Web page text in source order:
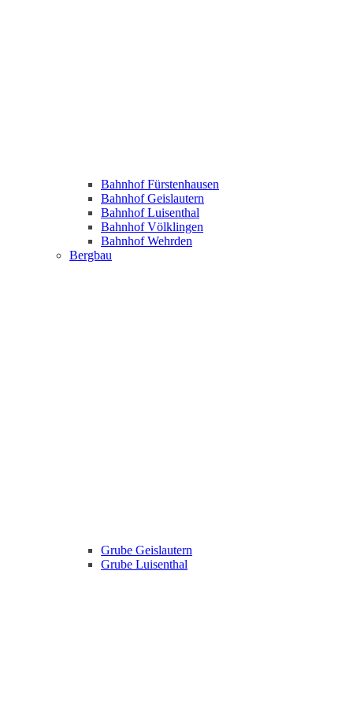
Bahnhof Fürstenhausen
Bahnhof Geislautern
Bahnhof Luisenthal
Bahnhof Völklingen
Bahnhof Wehrden
Bergbau
Grube Geislautern
Grube Luisenthal